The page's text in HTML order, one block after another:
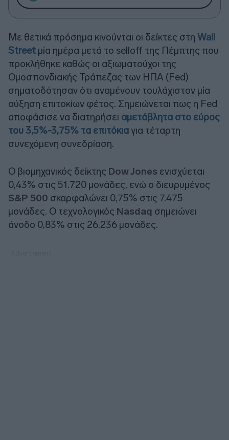
Με θετικά πρόσημα κινούνται οι δείκτες στη Wall
Street μία ημέρα μετά το selloff της Πέμπτης που
προκλήθηκε καθώς οι αξιωματούχοι της
Ομοσπονδιακής Τράπεζας των ΗΠΑ (Fed)
σηματοδότησαν ότι αναμένουν τουλάχιστον μία
αύξηση επιτοκίων φέτος. Σημειώνεται πως η Fed
αποφάσισε να διατηρήσει αμετάβλητα στο εύρος
του 3,5%-3,75% τα επιτόκια για τέταρτη
συνεχόμενη συνεδρίαση.
Ο βιομηχανικός δείκτης Dow Jones ενισχύεται
0,43% στις 51.720 μονάδες, ενώ ο διευρυμένος
S&P 500 σκαρφαλώνει 0,75% στις 7.475
μονάδες. Ο τεχνολογικός Nasdaq σημειώνει
άνοδο 0,83% στις 26.236 μονάδες.